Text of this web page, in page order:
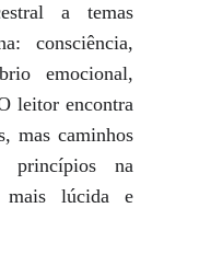
a temas
consciência,
emocional,
leitor encontra
mas caminhos
princípios na
mais lúcida e